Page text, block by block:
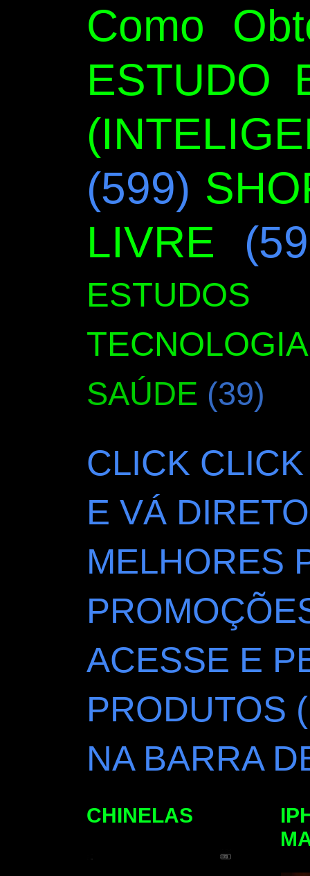
Como
ESTUDO
(599)
LIVRE
SAÚDE (39)
CLICK
E VÁ
MELHORES
ACESSE E
PRODUTOS
NA BARRA
CHINELAS